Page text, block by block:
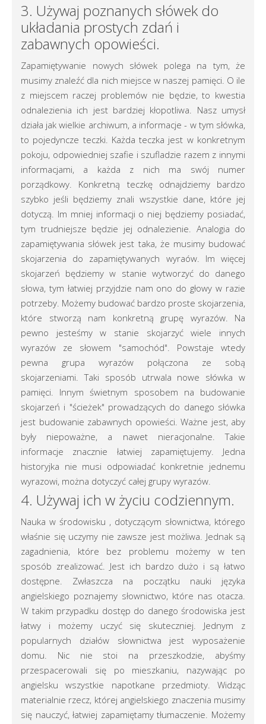
3. Używaj poznanych słówek do
układania prostych zdań i
zabawnych opowieści.
Zapamiętywanie nowych słówek polega na tym, że
musimy znaleźć dla nich miejsce w naszej pamięci. O ile
z miejscem raczej problemów nie będzie, to kwestia
odnalezienia ich jest bardziej kłopotliwa. Nasz umysł
działa jak wielkie archiwum, a informacje - w tym słówka,
to pojedyncze teczki. Każda teczka jest w konkretnym
pokoju, odpowiedniej szafie i szufladzie razem z innymi
informacjami, a każda z nich ma swój numer
porządkowy. Konkretną teczkę odnajdziemy bardzo
szybko jeśli będziemy znali wszystkie dane, które jej
dotyczą. Im mniej informacji o niej będziemy posiadać,
tym trudniejsze będzie jej odnalezienie. Analogia do
zapamiętywania słówek jest taka, że musimy budować
skojarzenia do zapamiętywanych wyraów. Im więcej
skojarzeń będziemy w stanie wytworzyć do danego
słowa, tym łatwiej przyjdzie nam ono do głowy w razie
potrzeby. Możemy budować bardzo proste skojarzenia,
które stworzą nam konkretną grupę wyrazów. Na
pewno jesteśmy w stanie skojarzyć wiele innych
wyrazów ze słowem "samochód". Powstaje wtedy
pewna grupa wyrazów połączona ze sobą
skojarzeniami. Taki sposób utrwala nowe słówka w
pamięci. Innym świetnym sposobem na budowanie
skojarzeń i "ścieżek" prowadzących do danego słówka
jest budowanie zabawnych opowieści. Ważne jest, aby
były niepoważne, a nawet nieracjonalne. Takie
informacje znacznie łatwiej zapamiętujemy. Jedna
historyjka nie musi odpowiadać konkretnie jednemu
wyrazowi, można dotyczyć całej grupy wyrazów.
4. Używaj ich w życiu codziennym.
Nauka w środowisku , dotyczącym słownictwa, którego
właśnie się uczymy nie zawsze jest możliwa. Jednak są
zagadnienia, które bez problemu możemy w ten
sposób zrealizować. Jest ich bardzo dużo i są łatwo
dostępne. Zwłaszcza na początku nauki języka
angielskiego poznajemy słownictwo, które nas otacza.
W takim przypadku dostęp do danego środowiska jest
łatwy i możemy uczyć się skuteczniej. Jednym z
popularnych działów słownictwa jest wyposażenie
domu. Nic nie stoi na przeszkodzie, abyśmy
przespacerowali się po mieszkaniu, nazywając po
angielsku wszystkie napotkane przedmioty. Widząc
materialnie rzecz, której angielskiego znaczenia musimy
się nauczyć, łatwiej zapamiętamy tłumaczenie. Możemy